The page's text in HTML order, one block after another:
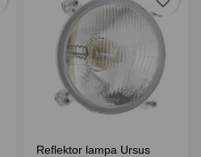
Reflektor lampa Ursus